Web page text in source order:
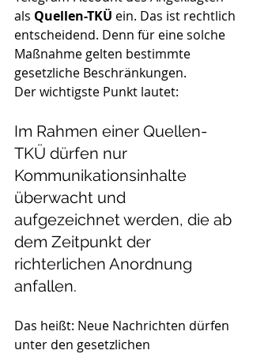
als Quellen-TKÜ ein. Das ist rechtlich
entscheidend. Denn für eine solche
Maßnahme gelten bestimmte
gesetzliche Beschränkungen.
Der wichtigste Punkt lautet:
Im Rahmen einer Quellen-
TKÜ dürfen nur
Kommunikationsinhalte
überwacht und
aufgezeichnet werden, die ab
dem Zeitpunkt der
richterlichen Anordnung
anfallen.
Das heißt: Neue Nachrichten dürfen
unter den gesetzlichen